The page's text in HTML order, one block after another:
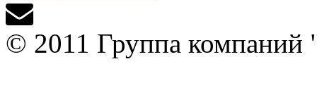
© 2011 Группа